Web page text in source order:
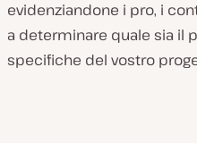
evidenziandone i pro, i
a determinare quale sia il
specifiche del vostro